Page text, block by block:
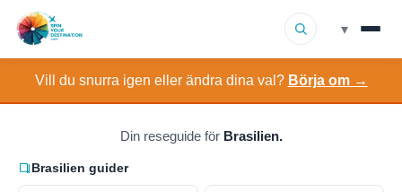
▾
Resmål
Bläddra efter intresse
Hur det fungerar
Vill du snurra igen eller ändra dina val? Börja om →
Din reseguide för Brasilien.
Brasilien guider